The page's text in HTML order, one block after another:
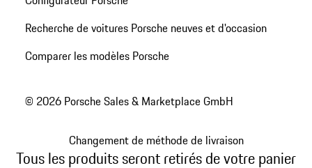
Recherche de voitures Porsche neuves et d'occasion
Comparer les modèles Porsche
© 2026 Porsche Sales & Marketplace GmbH
Changement de méthode de livraison
Tous les produits seront retirés de votre panier